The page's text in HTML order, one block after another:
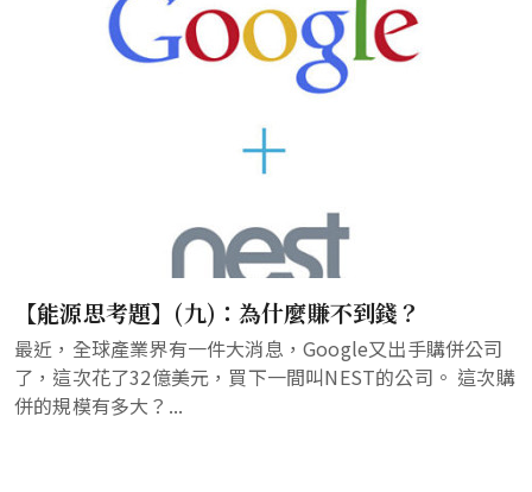
【能源思考題】(九)：為什麼賺不到錢？
最近，全球產業界有一件大消息，Google又出手購併公司
了，這次花了32億美元，買下一間叫NEST的公司。 這次購
併的規模有多大？...